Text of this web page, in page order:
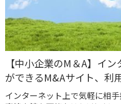
【中小企業のM＆A】イ
ができるM&Aサイト、利
インターネット上で気軽に相